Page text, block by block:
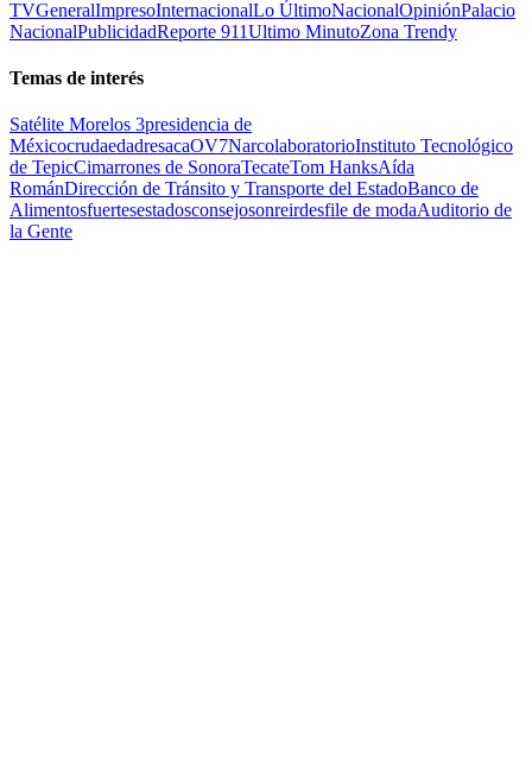
TVGeneralImpresoInternacionalLo ÚltimoNacionalOpiniónPalacio
NacionalPublicidadReporte 911Ultimo MinutoZona Trendy
Temas de interés
Satélite Morelos 3presidencia de
MéxicocrudaedadresacaOV7NarcolaboratorioInstituto Tecnológico
de TepicCimarrones de SonoraTecateTom HanksAída
RománDirección de Tránsito y Transporte del EstadoBanco de
Alimentosfuertesestadosconsejosonreirdesfile de modaAuditorio de
la Gente